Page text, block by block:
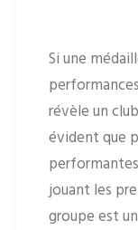
Si une
révèle un
évident que
jouant les
groupe est